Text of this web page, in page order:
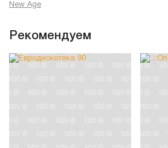
New Age
Рекомендуем